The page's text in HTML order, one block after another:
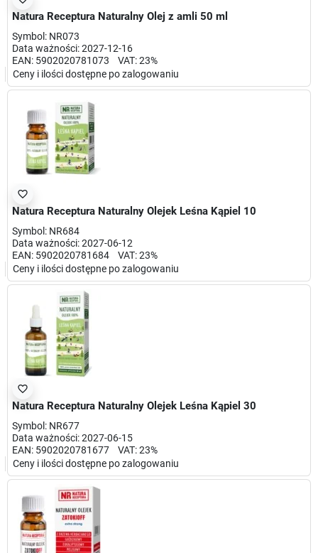
Natura Receptura Naturalny Olej z amli 50 ml
Symbol: NR073
Data ważności: 2027-12-16
EAN: 5902020781073 VAT: 23%
Ceny i ilości dostępne po zalogowaniu
favorite_border
Natura Receptura Naturalny Olejek Leśna Kąpiel 10
Symbol: NR684
Data ważności: 2027-06-12
EAN: 5902020781684 VAT: 23%
Ceny i ilości dostępne po zalogowaniu
favorite_border
Natura Receptura Naturalny Olejek Leśna Kąpiel 30
Symbol: NR677
Data ważności: 2027-06-15
EAN: 5902020781677 VAT: 23%
Ceny i ilości dostępne po zalogowaniu